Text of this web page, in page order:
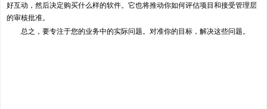
好互动，然后决定购买什么样的软件。它也将推动你如何评估项目和接受管理层
的审核批准。
总之，要专注于您的业务中的实际问题。对准你的目标，解决这些问题。